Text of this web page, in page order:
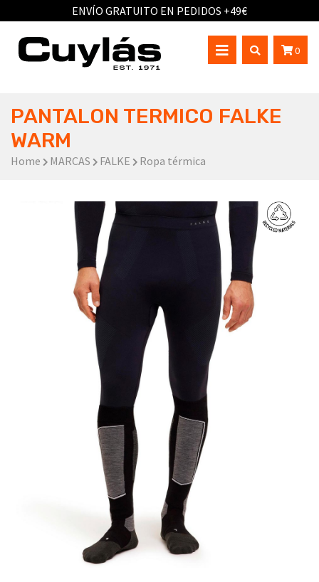
ENVÍO GRATUITO EN PEDIDOS +49€
0
PANTALON TERMICO FALKE
WARM
Home MARCAS FALKE Ropa térmica